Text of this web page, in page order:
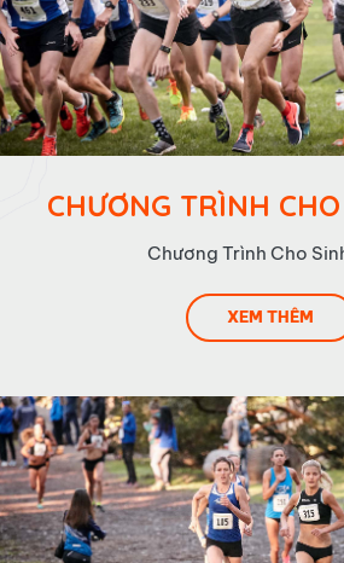
CHƯƠNG TRÌNH
Chương Trình Cho
XEM THÊM